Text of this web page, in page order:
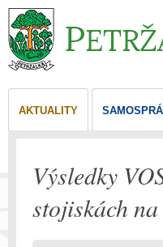
AKTUALITY
Výsledky
stojiskách